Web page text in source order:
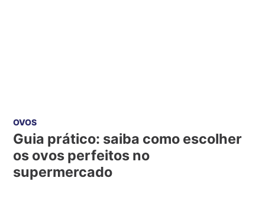
OVOS
Guia prático: saiba como escolher
os ovos perfeitos no
supermercado